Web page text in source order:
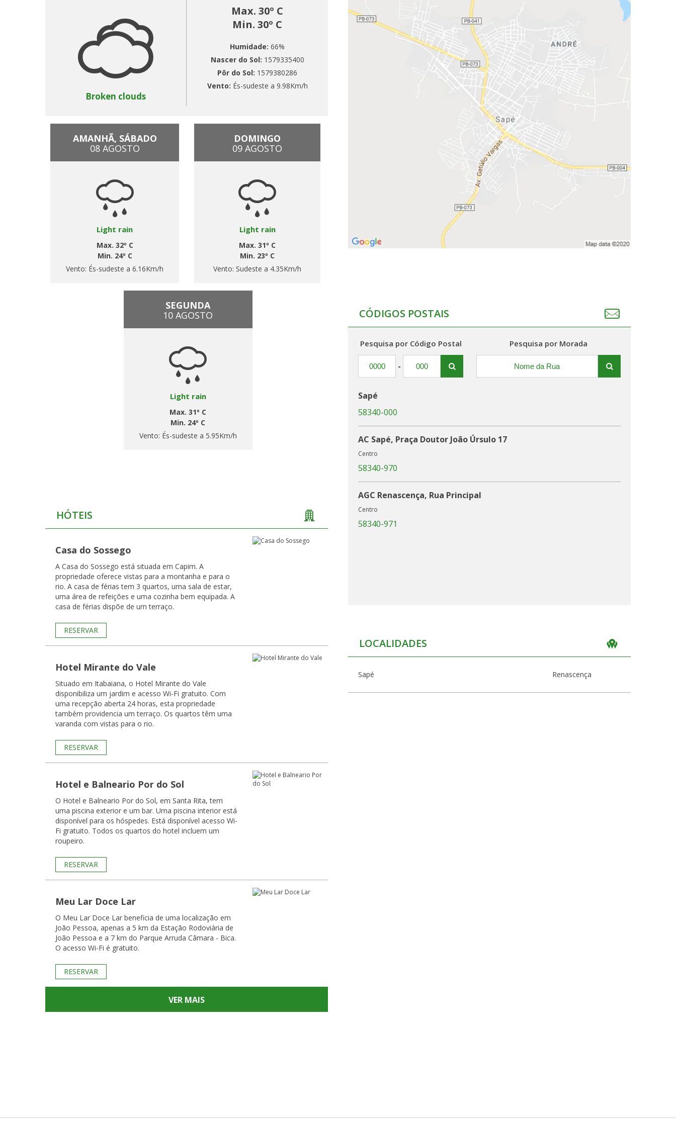
Broken clouds
Max. 30º C
Min. 30º C
Humidade: 66%
Nascer do Sol: 1579335400
Pôr do Sol: 1579380286
Vento: És-sudeste a 9.98Km/h
AMANHÃ, SÁBADO
08 AGOSTO
Light rain
Max. 32º C
Min. 24º C
Vento: És-sudeste a 6.16Km/h
DOMINGO
09 AGOSTO
Light rain
Max. 31º C
Min. 23º C
Vento: Sudeste a 4.35Km/h
SEGUNDA
10 AGOSTO
Light rain
Max. 31º C
Min. 24º C
Vento: És-sudeste a 5.95Km/h
HÓTEIS
Casa do Sossego
A Casa do Sossego está situada em Capim. A
propriedade oferece vistas para a montanha e para o
rio. A casa de férias tem 3 quartos, uma sala de estar,
uma área de refeições e uma cozinha bem equipada. A
casa de férias dispõe de um terraço.
RESERVAR
Hotel Mirante do Vale
Situado em Itabaiana, o Hotel Mirante do Vale
disponibiliza um jardim e acesso Wi-Fi gratuito. Com
uma recepção aberta 24 horas, esta propriedade
também providencia um terraço. Os quartos têm uma
varanda com vistas para o rio.
RESERVAR
Hotel e Balneario Por do Sol
O Hotel e Balneario Por do Sol, em Santa Rita, tem
uma piscina exterior e um bar. Uma piscina interior está
disponível para os hóspedes. Está disponível acesso Wi-
Fi gratuito. Todos os quartos do hotel incluem um
roupeiro.
RESERVAR
Meu Lar Doce Lar
O Meu Lar Doce Lar beneficia de uma localização em
João Pessoa, apenas a 5 km da Estação Rodoviária de
João Pessoa e a 7 km do Parque Arruda Câmara - Bica.
O acesso Wi-Fi é gratuito.
RESERVAR
VER MAIS
CÓDIGOS POSTAIS
Pesquisa por Código Postal
-
Pesquisa por Morada
Sapé
58340-000
AC Sapé, Praça Doutor João Úrsulo 17
Centro
58340-970
AGC Renascença, Rua Principal
Centro
58340-971
LOCALIDADES
Sapé Renascença